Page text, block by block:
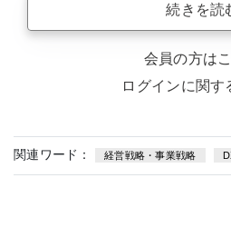
続きを読
会員の方は
ログインに関す
関連ワード： 経営戦略・事業戦略